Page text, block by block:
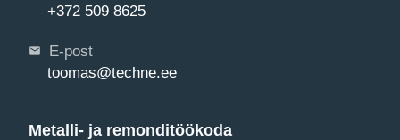
+372 509 8625
E-post
toomas@techne.ee
Metalli- ja remonditöökoda